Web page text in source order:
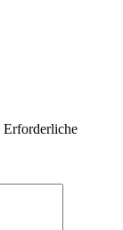
Erforderliche